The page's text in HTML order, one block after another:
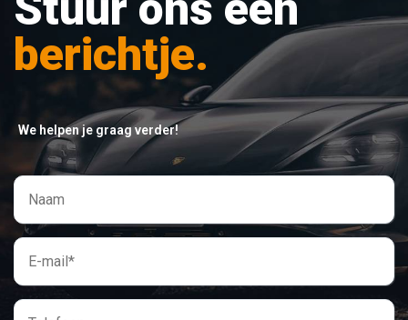
berichtje.
We helpen je graag verder!